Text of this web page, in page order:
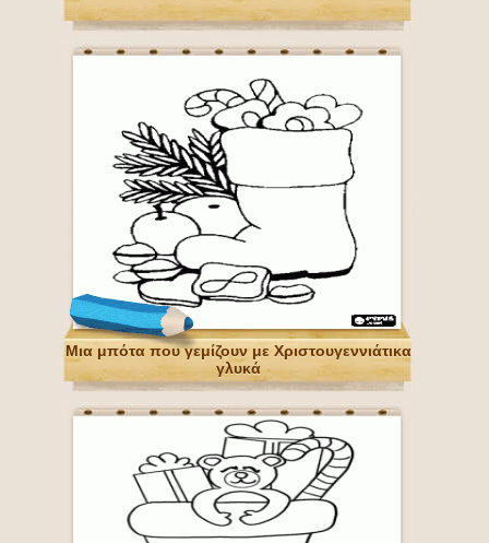
Μια μπότα που γεμίζουν με Χριστουγεννιάτικα
γλυκά